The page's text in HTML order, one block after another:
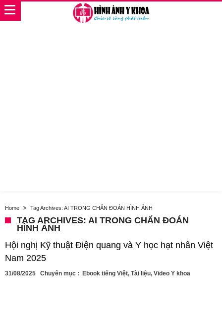
Home Tag Archives: AI TRONG CHẨN ĐOÁN HÌNH ẢNH
TAG ARCHIVES: AI TRONG CHẨN ĐOÁN
HÌNH ẢNH
Hội nghị Kỹ thuật Điện quang và Y học hạt nhân Việt
Nam 2025
31/08/2025 Chuyên mục : Ebook tiếng Việt, Tài liệu, Video Y khoa